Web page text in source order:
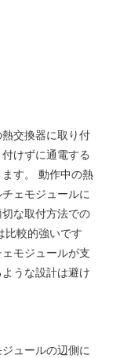
交換器に取り付
けずに通電する
す。 動作中の熱
ェモジュールに
な取付方法での
比較的強いです
モジュールが支
うな設計は避け
ュールの辺側に